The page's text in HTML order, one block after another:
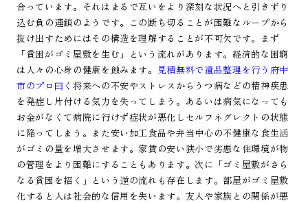
合っています。それはまるで互いをより深刻な状況へと引きずり
込む負の連鎖のようです。この断ち切ることが困難なループから
抜け出すためにはその構造を理解することが不可欠です。まず
「貧困がゴミ屋敷を生む」という流れがあります。経済的な困窮
は人々の心身の健康を蝕みます。
見積無料で遺品整理を行う府中
市のプロ曰く 将来への不安やストレスからうつ病などの精神疾患
を発症し片付ける気力を失ってしまう。あるいは病気になっても
お金がなくて病院に行けず症状が悪化しセルフネグレクトの状態
に陥ってしまう。また安い加工食品や弁当中心の不健康な食生活
がゴミの量を増大させます。家賃の安い狭小で劣悪な住環境が物
の管理をより困難にすることもあります。次に「ゴミ屋敷がさら
なる貧困を招く」という逆の流れも存在します。部屋がゴミ屋敷
化すると人は社会的な信用を失います。友人や家族との関係が悪